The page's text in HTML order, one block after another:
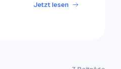
Jetzt lesen